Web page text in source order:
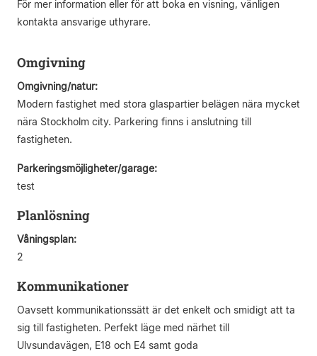
För mer information eller för att boka en visning, vänligen
kontakta ansvarige uthyrare.
Omgivning
Omgivning/natur:
Modern fastighet med stora glaspartier belägen nära mycket
nära Stockholm city. Parkering finns i anslutning till
fastigheten.
Parkeringsmöjligheter/garage:
test
Planlösning
Våningsplan:
2
Kommunikationer
Oavsett kommunikationssätt är det enkelt och smidigt att ta
sig till fastigheten. Perfekt läge med närhet till
Ulvsundavägen, E18 och E4 samt goda